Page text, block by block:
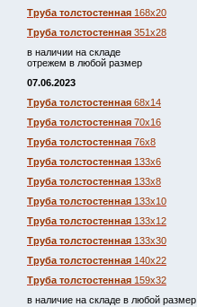
Труба толстостенная 168х20
Труба толстостенная 351х28
в наличии на складе
отрежем в любой размер
07.06.2023
Труба толстостенная 68х14
Труба толстостенная 70х16
Труба толстостенная 76х8
Труба толстостенная 133х6
Труба толстостенная 133х8
Труба толстостенная 133х10
Труба толстостенная 133х12
Труба толстостенная 133х30
Труба толстостенная 140х22
Труба толстостенная 159х32
в наличие на складе в любой размер